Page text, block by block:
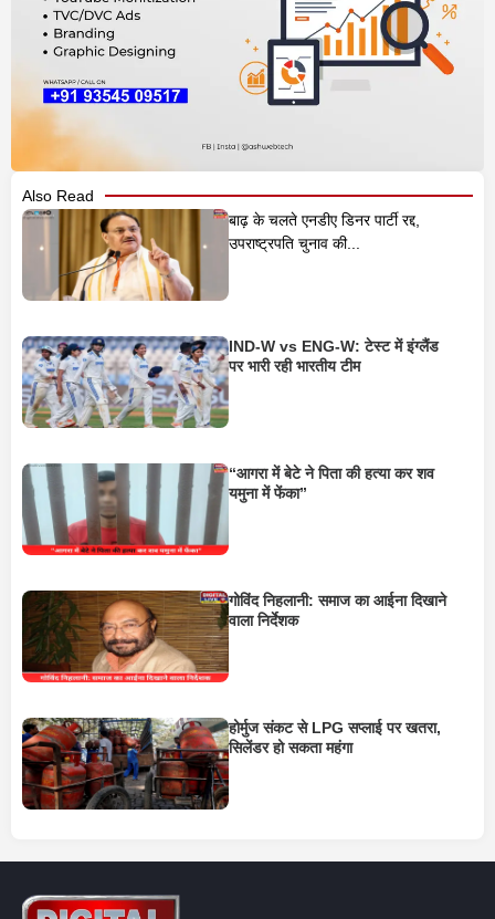
Also Read
बाढ़ के चलते एनडीए डिनर पार्टी रद्द,
उपराष्ट्रपति चुनाव की...
IND-W vs ENG-W: टेस्ट में इंग्लैंड
पर भारी रही भारतीय टीम
“आगरा में बेटे ने पिता की हत्या कर शव
यमुना में फेंका”
गोविंद निहलानी: समाज का आईना दिखाने
वाला निर्देशक
होर्मुज संकट से LPG सप्लाई पर खतरा,
सिलेंडर हो सकता महंगा